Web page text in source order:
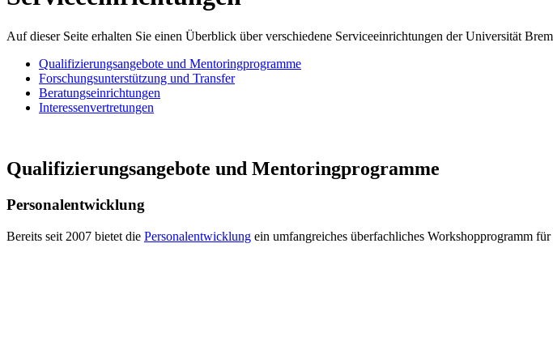
Auf dieser Seite erhalten Sie einen Überblick über verschiedene Serviceeinrichtungen der Universität
Qualifizierungsangebote und Mentoringprogramme
Forschungsunterstützung und Transfer
Beratungseinrichtungen
Interessenvertretungen
Qualifizierungsangebote und Mentoringprogramme
Personalentwicklung
Bereits seit 2007 bietet die Personalentwicklung ein umfangreiches überfachliches Workshopprogramm